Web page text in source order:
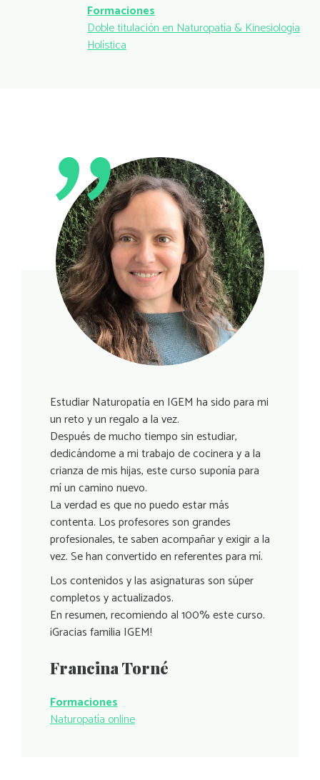
Formaciones
Doble titulación en Naturopatía & Kinesiología
Holística
Estudiar Naturopatía en IGEM ha sido para mi
un reto y un regalo a la vez.
Después de mucho tiempo sin estudiar,
dedicándome a mi trabajo de cocinera y a la
crianza de mis hijas, este curso suponía para
mí un camino nuevo.
La verdad es que no puedo estar más
contenta. Los profesores son grandes
profesionales, te saben acompañar y exigir a la
vez. Se han convertido en referentes para mí.
Los contenidos y las asignaturas son súper
completos y actualizados.
En resumen, recomiendo al 100% este curso.
¡Gracias familia IGEM!
Francina Torné
Formaciones
Naturopatía online